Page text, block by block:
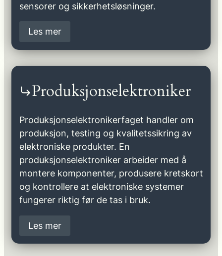
sensorer og sikkerhetsløsninger.
Les mer
Produksjonselektroniker
Produksjonselektronikerfaget handler om
produksjon, testing og kvalitetssikring av
elektroniske produkter. En
produksjonselektroniker arbeider med å
montere komponenter, produsere kretskort
og kontrollere at elektroniske systemer
fungerer riktig før de tas i bruk.
Les mer